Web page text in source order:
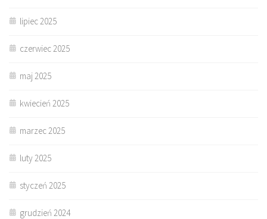
lipiec 2025
czerwiec 2025
maj 2025
kwiecień 2025
marzec 2025
luty 2025
styczeń 2025
grudzień 2024